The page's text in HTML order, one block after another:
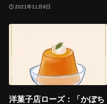
2021年11月9日
洋菓子店ローズ：「かぼち